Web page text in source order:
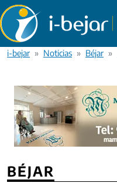
Pasar al contenido principal
i-bejar Noticias Béjar
BÉJAR